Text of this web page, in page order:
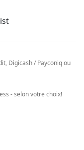
Digicash / Payconiq ou
- selon votre choix!